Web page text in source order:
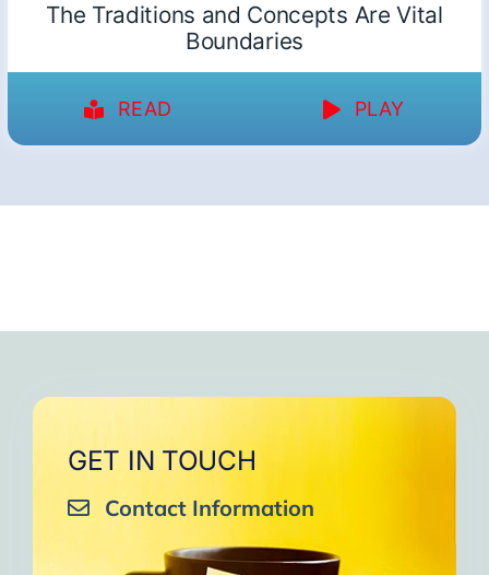
The Traditions and Concepts Are Vital
Boundaries
READ PLAY
GET IN TOUCH
Contact Information